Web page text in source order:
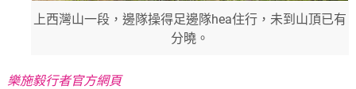
上西灣山一段，邊隊操得足邊隊hea住行，未到山頂已有
分曉。
樂施毅行者官方網頁